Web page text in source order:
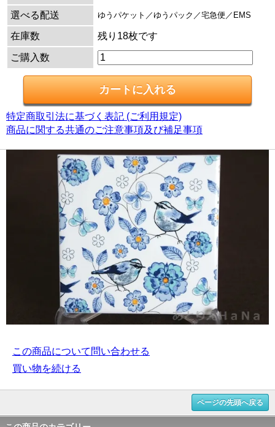
選べる配送
ゆうパケット／ゆうパック／宅急便／EMS
在庫数 残り18枚です
ご購入数
特定商取引法に基づく表記 (ご利用規定)
商品に関する共通のご注意事項及び補足事項
この商品について問い合わせる
買い物を続ける
ページの先頭へ戻る